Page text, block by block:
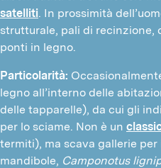
satelliti. In prossimità
strutturale, pali di recinzione,
ponti in legno.
Particolarità:
legno all’interno delle
delle tapparelle), da cui gli
per lo sciame. Non è un
termiti), ma scava gallerie
mandibole, Camponotus